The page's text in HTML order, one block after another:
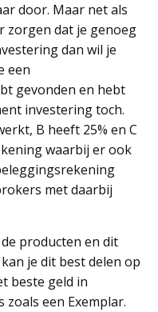
door. Maar net als
zorgen dat je genoeg
dan wil je
een
gevonden en hebt
investering toch.
B heeft 25% en C
waarbij er ook
met daarbij
producten en dit
je dit best delen op
beste geld in
zoals een Exemplar.